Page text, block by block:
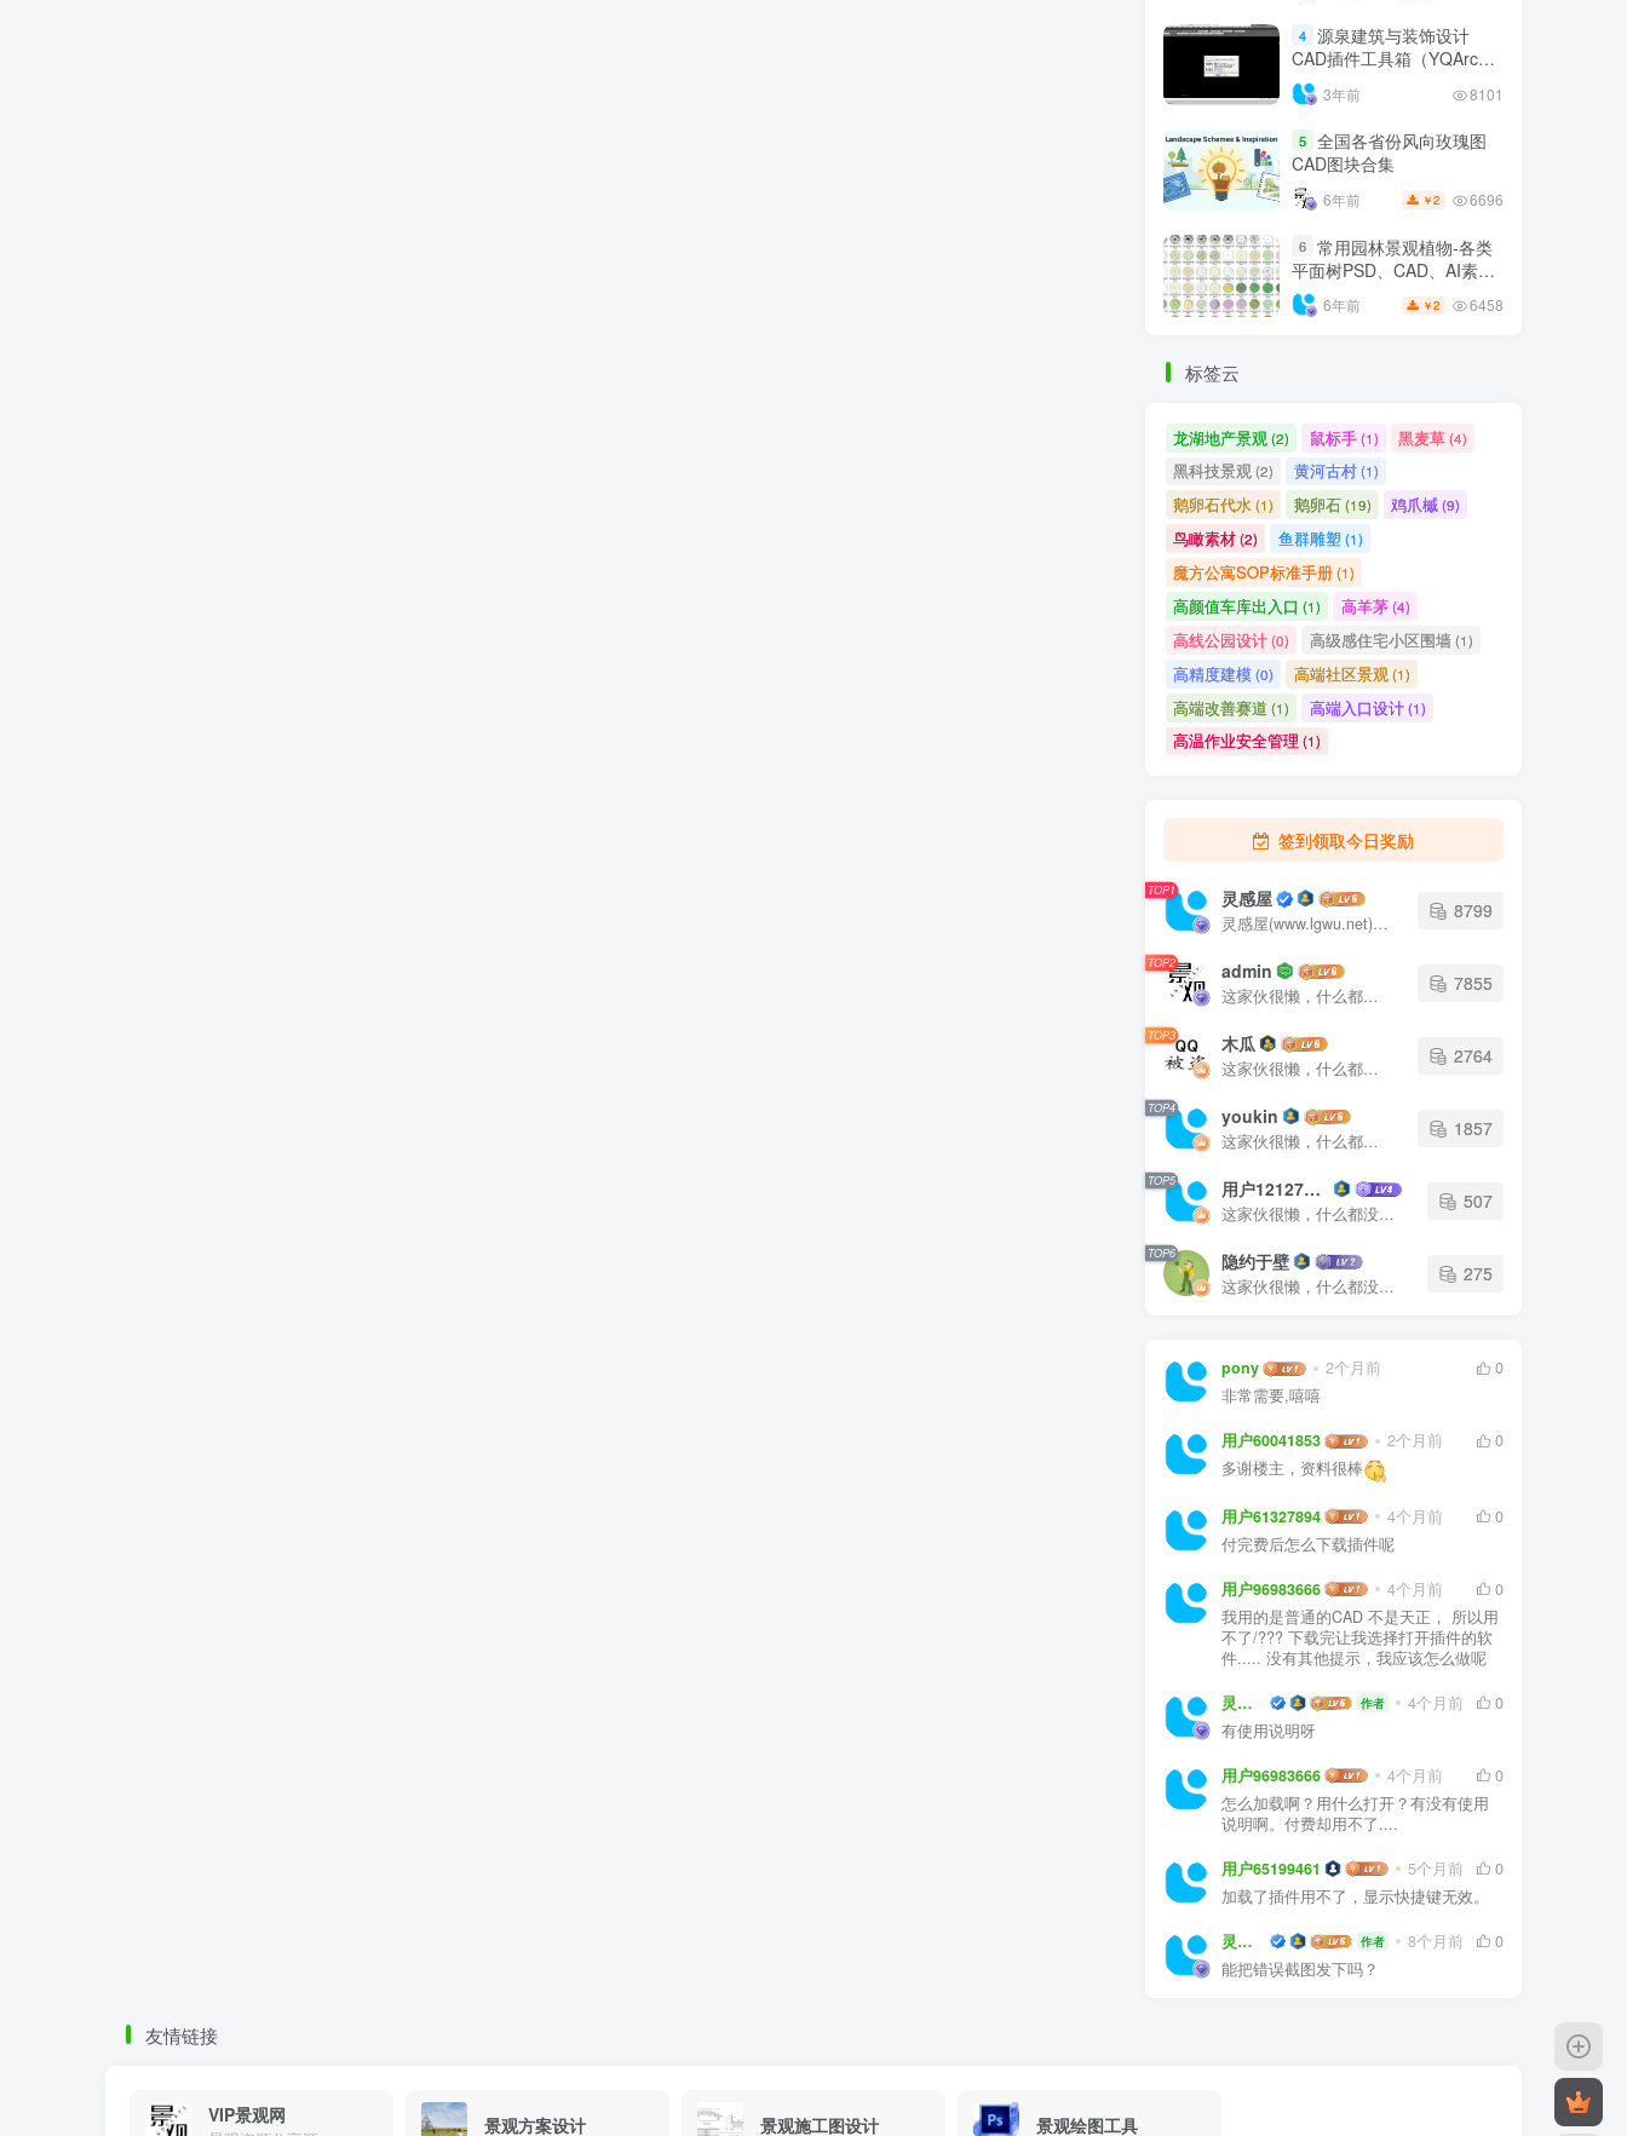
4 源泉建筑与装饰设计
CAD插件工具箱（YQArch
6.7.4）
3年前 8101
5 全国各省份风向玫瑰图
CAD图块合集
6年前 ￥2 6696
6 常用园林景观植物-各类
平面树PSD、CAD、AI素材
线稿
6年前 ￥2 6458
标签云
龙湖地产景观 (2) 鼠标手(1) 黑麦草(4)
黑科技景观(2) 黄河古村(1)
鹅卵石代水(1) 鹅卵石(19) 鸡爪槭(9)
鸟瞰素材(2) 鱼群雕塑 (1)
魔方公寓SOP标准手册(1)
高颜值车库出入口 (1) 高羊茅(4)
高线公园设计(0) 高级感住宅小区围墙(1)
高精度建模(0) 高端社区景观 (1)
高端改善赛道 (1) 高端入口设计(1)
高温作业安全管理 (1)
签到领取今日奖励
TOP1 灵感屋
灵感屋(www.lgwu.net)尽可能为每一位设计师提供更全面、更精致、更具有创意感的设计素材。努力成为景观设计师展示实力和互相学习的优质网络资源发布平台。
8799
TOP2 admin
这家伙很懒，什么都没有写...
7855
TOP3 木瓜
这家伙很懒，什么都没有写...
2764
TOP4 youkin
这家伙很懒，什么都没有写...
1857
TOP5 用户12127023
这家伙很懒，什么都没有写...
507
TOP6 隐约于壁
这家伙很懒，什么都没有写...
275
pony 2个月前
0
非常需要,嘻嘻
用户60041853 2个月前
0
多谢楼主，资料很棒
用户61327894 4个月前
0
付完费后怎么下载插件呢
用户96983666 4个月前
0
我用的是普通的CAD 不是天正， 所以用
不了/??? 下载完让我选择打开插件的软
件..... 没有其他提示，我应该怎么做呢
灵感屋 作者 4个月前
0
有使用说明呀
用户96983666 4个月前
0
怎么加载啊？用什么打开？有没有使用
说明啊。付费却用不了....
用户65199461 5个月前
0
加载了插件用不了，显示快捷键无效。
灵感屋 作者 8个月前
0
能把错误截图发下吗？
友情链接
VIP景观网 景观方案设计 景观施工图设计 景观绘图工具